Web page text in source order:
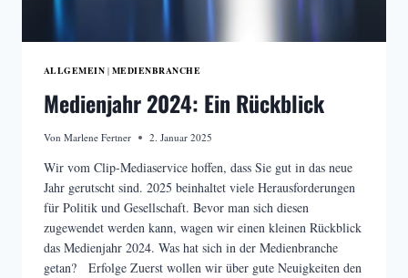
ALLGEMEIN | MEDIENBRANCHE
Medienjahr 2024: Ein Rückblick
Von Marlene Fertner 2. Januar 2025
Wir vom Clip-Mediaservice hoffen, dass Sie gut in das neue
Jahr gerutscht sind. 2025 beinhaltet viele Herausforderungen
für Politik und Gesellschaft. Bevor man sich diesen
zugewendet werden kann, wagen wir einen kleinen Rückblick
das Medienjahr 2024. Was hat sich in der Medienbranche
getan? Erfolge Zuerst wollen wir über gute Neuigkeiten den